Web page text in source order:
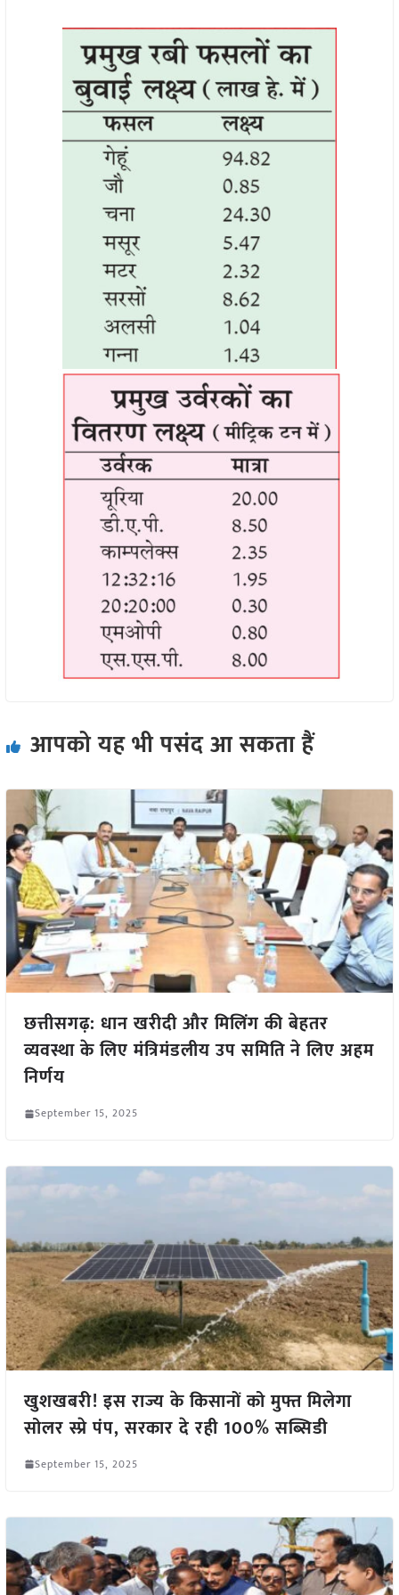
आपको यह भी पसंद आ सकता हैं
छत्तीसगढ़: धान खरीदी और मिलिंग की बेहतर
व्यवस्था के लिए मंत्रिमंडलीय उप समिति ने लिए अहम
निर्णय
September 15, 2025
खुशखबरी! इस राज्य के किसानों को मुफ्त मिलेगा
सोलर स्प्रे पंप, सरकार दे रही 100% सब्सिडी
September 15, 2025